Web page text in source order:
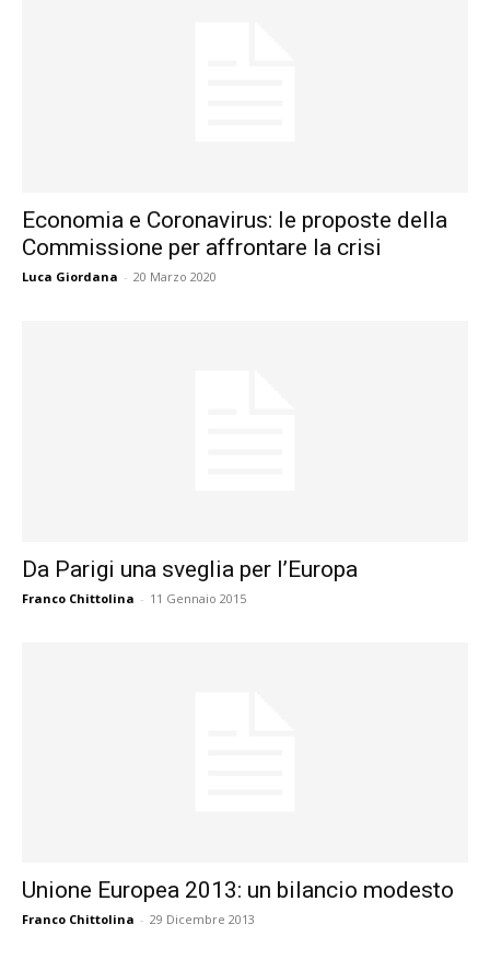
Economia e Coronavirus: le proposte della
Commissione per affrontare la crisi
Luca Giordana - 20 Marzo 2020
Da Parigi una sveglia per l’Europa
Franco Chittolina - 11 Gennaio 2015
Unione Europea 2013: un bilancio modesto
Franco Chittolina - 29 Dicembre 2013